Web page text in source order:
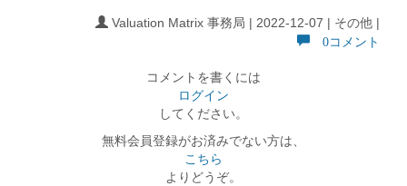
Valuation Matrix 事務局 | 2022-12-07 | その他 |
0コメント
コメントを書くには
ログイン
してください。
無料会員登録がお済みでない方は、
こちら
よりどうぞ。